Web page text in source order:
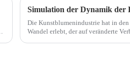
Simulation der Dynamik der
Die Kunstblumenindustrie hat in
Wandel erlebt, der auf veränderte